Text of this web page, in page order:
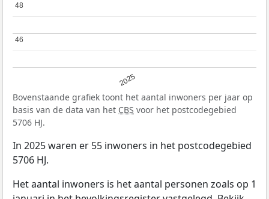
2025
46
46
48
48
Bovenstaande grafiek toont het aantal inwoners per jaar op
basis van de data van het CBS voor het postcodegebied
5706 HJ.
In 2025 waren er 55 inwoners in het postcodegebied
5706 HJ.
Het aantal inwoners is het aantal personen zoals op 1